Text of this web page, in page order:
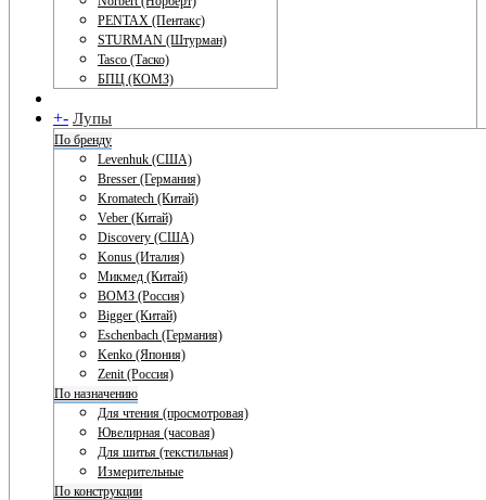
PENTAX (Пентакс)
STURMAN (Штурман)
Tasco (Таско)
БПЦ (КОМЗ)
+- Лупы
По бренду
Levenhuk (США)
Bresser (Германия)
Kromatech (Китай)
Veber (Китай)
Discovery (США)
Konus (Италия)
Микмед (Китай)
ВОМЗ (Россия)
Bigger (Китай)
Eschenbach (Германия)
Kenko (Япония)
Zenit (Россия)
По назначению
Для чтения (просмотровая)
Ювелирная (часовая)
Для шитья (текстильная)
Измерительные
По конструкции